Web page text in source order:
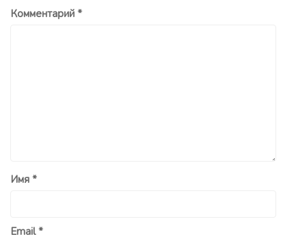
Комментарий *
Имя *
Email*